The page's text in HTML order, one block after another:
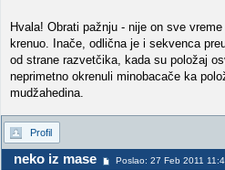
Hvala! Obrati pažnju - nije on sve
krenuo. Inače, odlična je i sekvenca
od strane razvetčika, kada su položaj
neprimetno okrenuli minobacače ka
mudžahedina.
Profil
neko iz mase Poslao: 27 Feb 2011